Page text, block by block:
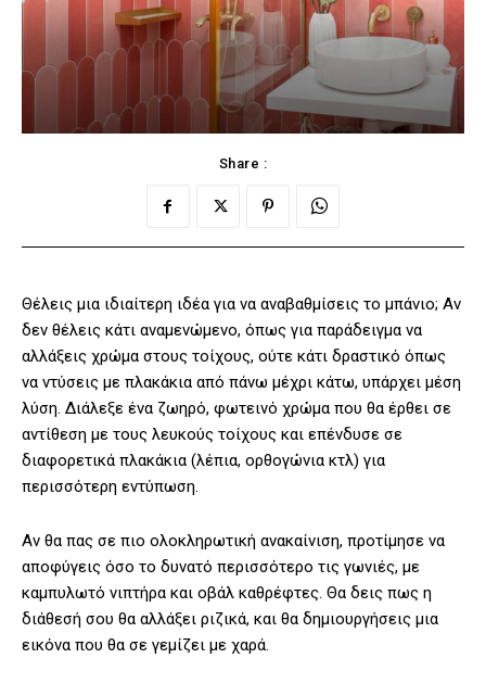
Share :
Θέλεις μια ιδιαίτερη ιδέα για να αναβαθμίσεις το μπάνιο; Αν
δεν θέλεις κάτι αναμενώμενο, όπως για παράδειγμα να
αλλάξεις χρώμα στους τοίχους, ούτε κάτι δραστικό όπως
να ντύσεις με πλακάκια από πάνω μέχρι κάτω, υπάρχει μέση
λύση. Διάλεξε ένα ζωηρό, φωτεινό χρώμα που θα έρθει σε
αντίθεση με τους λευκούς τοίχους και επένδυσε σε
διαφορετικά πλακάκια (λέπια, ορθογώνια κτλ) για
περισσότερη εντύπωση.
Αν θα πας σε πιο ολοκληρωτική ανακαίνιση, προτίμησε να
αποφύγεις όσο το δυνατό περισσότερο τις γωνιές, με
καμπυλωτό νιπτήρα και οβάλ καθρέφτες. Θα δεις πως η
διάθεσή σου θα αλλάξει ριζικά, και θα δημιουργήσεις μια
εικόνα που θα σε γεμίζει με χαρά.